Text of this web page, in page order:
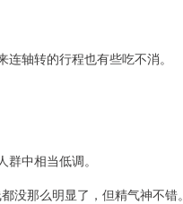
轴转的行程也有些吃不消。
中相当低调。
没那么明显了，但精气神不错。